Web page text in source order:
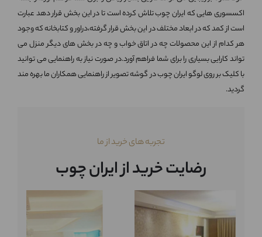
اکسسوری هایی که ایران چوب تلاش کرده است تا در این بخش قرار دهد عبارت
است از کمد که در ابعاد مختلف در این بخش قرار گرفته،دراور و کتابخانه که وجود
هر کدام از این محصولات چه در اتاق خواب و چه در بخش های دیگر منزل می
تواند کارایی بسیاری را برای شما فراهم آورد.در صورت نیاز به راهنمایی می توانید
با کلیک بر روی لوگو ایران چوب در گوشه تصویر از راهنمایی همکاران ما بهره مند
گردید.
تجربه های خرید از ما
رضایت خرید از ایران چوب